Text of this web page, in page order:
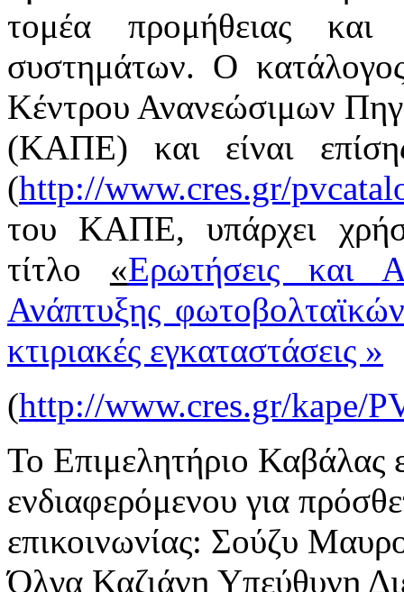
τομέα προμήθειας και
συστημάτων. Ο
Κέντρου Ανανεώσιμων
(ΚΑΠΕ) και είναι
(http://www.cres.gr/
του ΚΑΠΕ, υπάρχει
τίτλο «Ερωτήσεις και
Ανάπτυξης
κτιριακές εγκαταστάσεις »
(http://www.cres.gr/kape/
Το Επιμελητήριο Καβάλας
ενδιαφερόμενου για
επικοινωνίας: Σούζυ
Όλγα Καζιάνη Υπεύθυνη